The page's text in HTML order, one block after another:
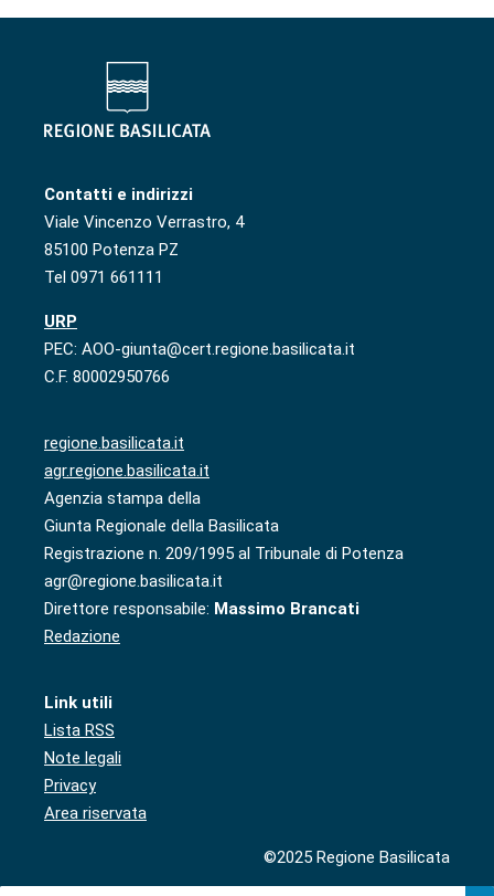
Contatti e indirizzi
Viale Vincenzo Verrastro, 4
85100 Potenza PZ
Tel 0971 661111
URP
PEC: AOO-giunta@cert.regione.basilicata.it
C.F. 80002950766
regione.basilicata.it
agr.regione.basilicata.it
Agenzia stampa della
Giunta Regionale della Basilicata
Registrazione n. 209/1995 al Tribunale di Potenza
agr@regione.basilicata.it
Direttore responsabile: Massimo Brancati
Redazione
Link utili
Lista RSS
Note legali
Privacy
Area riservata
©2025 Regione Basilicata